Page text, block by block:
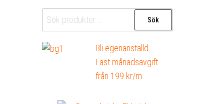
Sök
efter:
Sök
Bli egenanställd.
Fast månadsavgift
från 199 kr/m